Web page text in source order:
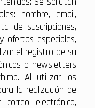
nombre, email,
de suscripciones,
ofertas especiales,
el registro de su
o newsletters
Al utilizar los
la realización de
electrónico,